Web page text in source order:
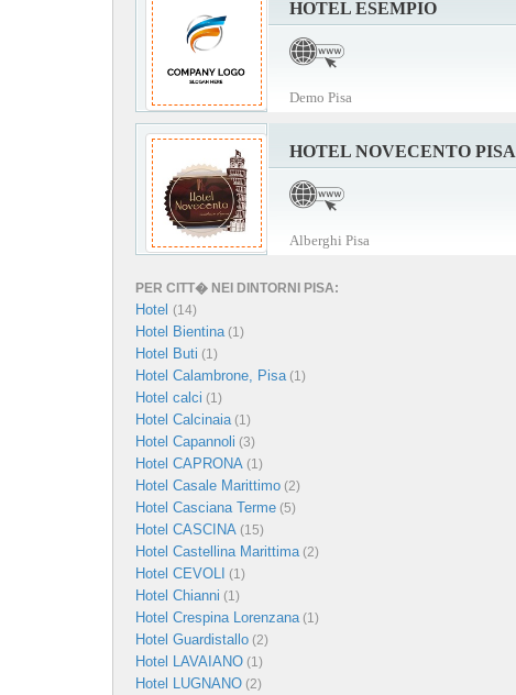
HOTEL ESEMPIO
Demo Pisa
HOTEL NOVECENTO PISA
Alberghi Pisa
PER CITT� NEI DINTORNI PISA:
Hotel (14)
Hotel Bientina(1)
Hotel Buti (1)
Hotel Calambrone, Pisa(1)
Hotel calci (1)
Hotel Calcinaia(1)
Hotel Capannoli (3)
Hotel CAPRONA (1)
Hotel Casale Marittimo (2)
Hotel Casciana Terme (5)
Hotel CASCINA (15)
Hotel Castellina Marittima(2)
Hotel CEVOLI (1)
Hotel Chianni (1)
Hotel Crespina Lorenzana(1)
Hotel Guardistallo (2)
Hotel LAVAIANO (1)
Hotel LUGNANO (2)